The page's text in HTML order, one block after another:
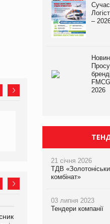
–
2026
21 січня 2026
ТДВ
комбінат»
03 липня 2023
Тендери компанії